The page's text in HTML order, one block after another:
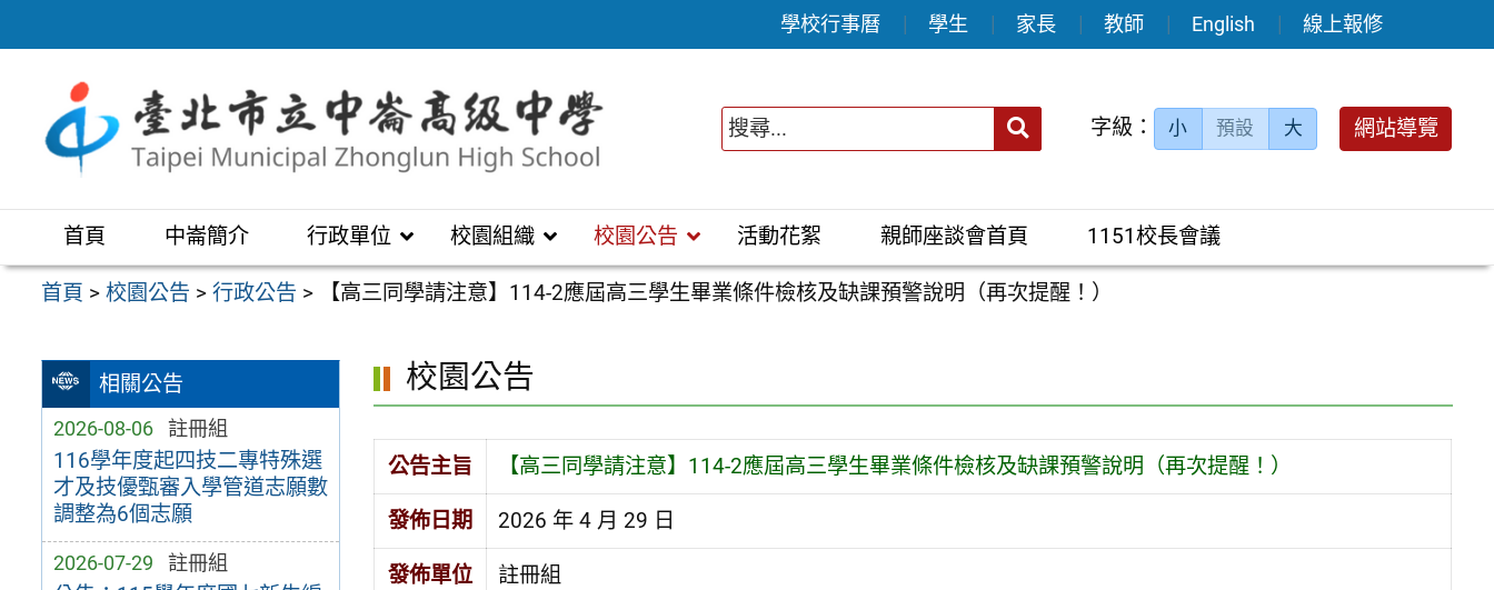
至
區
學校行事曆 學生 家長 教師 English 線上報修
送出 字級： 小 預設 大 網站導覽
首頁 中崙簡介 行政單位 校園組織 校園公告 活動花絮 親師座談會首頁 1151校長會議
首頁 >校園公告 >行政公告 > 【高三同學請注意】114-2應屆高三學生畢業條件檢核及缺課預警說明（再次提醒！）
相關公告
2026-08-06 註冊組
116學年度起四技二專特殊選
才及技優甄審入學管道志願數
調整為6個志願
2026-07-29 註冊組
校園公告
公告主旨 【高三同學請注意】114-2應屆高三學生畢業條件檢核及缺課預警說明（再次提醒！）
發佈日期 2026 年 4 月 29 日
發佈單位 註冊組